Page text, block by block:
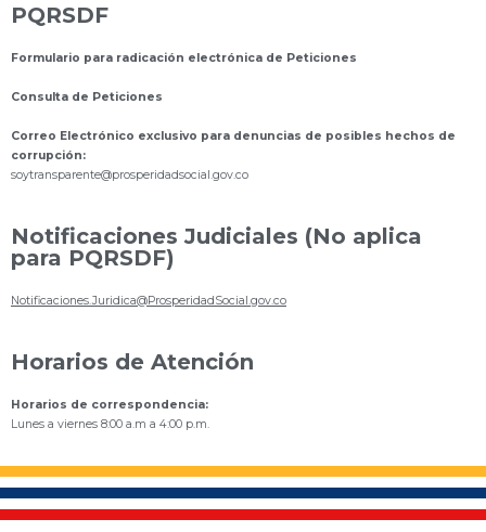
PQRSDF
Formulario para radicación electrónica de Peticiones
Consulta de Peticiones
Correo Electrónico exclusivo para denuncias de posibles hechos de
corrupción:
soytransparente@prosperidadsocial.gov.co
Notificaciones Judiciales (No aplica
para PQRSDF)
Notificaciones.Juridica@ProsperidadSocial.gov.co
Horarios de Atención
Horarios de correspondencia:
Lunes a viernes 8:00 a.m a 4:00 p.m.